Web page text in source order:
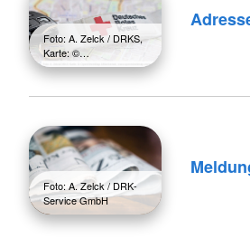
Foto: A. Zelck / DRKS,
Karte: ©…
Foto: A. Zelck / DRK-
Service GmbH